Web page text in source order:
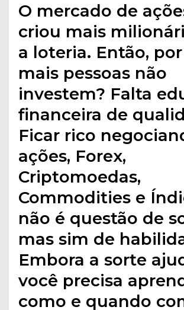
O mercado de
criou mais
a loteria. Então,
mais pessoas não
investem? Falta
financeira de
Ficar rico
ações, Forex,
Criptomoedas,
Commodities e
não é questão de
mas sim de
Embora a sorte
você precisa
como e quando